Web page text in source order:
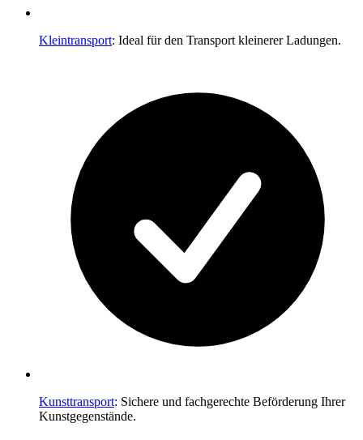
Kleintransport: Ideal für den Transport kleinerer Ladungen.
Kunsttransport: Sichere und fachgerechte Beförderung Ihrer
Kunstgegenstände.